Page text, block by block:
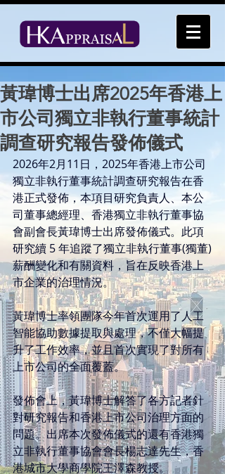
黃瑋博士出席2025年香港上
市公司獨立非執行董事統計
調查研究報告發佈儀式
2026年2月11日，2025年香港上市公司
獨立非執行董事統計調查研究報告在香
港正式發佈，本項目研究負責人、本公
司董事總經理、香港獨立非執行董事協
會副會長黃瑋博士出席發佈儀式。此項
研究續 5 年追蹤了獨立非執行董事(獨董)
薪酬變化和有關資料，旨在反映香港上
市企業的治理情況。
黃瑋博士率領團隊今年首次運用了人工
智能協助數據提取與處理，不僅大幅提
升了工作效率，並且首次實現了對所有
上市公司的全面覆蓋。
發佈會上，黃瑋博士解答了各方記者針
對研究報告和香港上市公司治理方面的
問題。出席本次發佈儀式的還有香港獨
立非執行董事協會會長楊志達先生，香
港城市大學商學院王澤森教授。